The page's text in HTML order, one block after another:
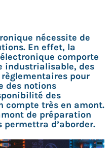
nécessite de
En effet, la
comporte
industrialisable, des
pour
des notions
des
compte très en amont.
de préparation
d’aborder.